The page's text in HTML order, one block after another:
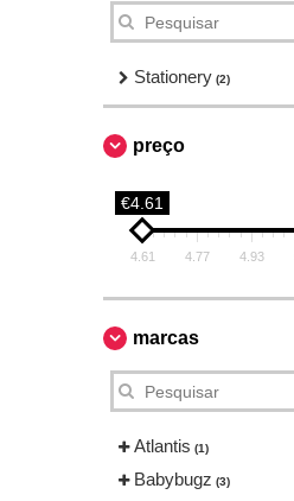
Stationery (2)
preço
€4.61
4.61 4.77 4.93
marcas
Atlantis (1)
Babybugz (3)